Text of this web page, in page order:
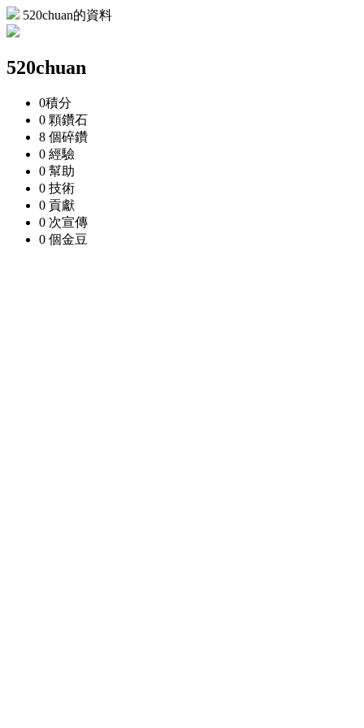
520chuan的資料
520chuan
0積分
0 顆鑽石
8 個碎鑽
0 經驗
0 幫助
0 技術
0 貢獻
0 次宣傳
0 個金豆